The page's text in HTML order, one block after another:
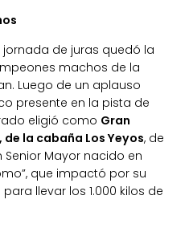
de juras quedó la
machos de la
Luego de un aplauso
presente en la pista de
eligió como Gran
la cabaña Los Yeyos, de
Senior Mayor nacido en
que impactó por su
llevar los 1.000 kilos de